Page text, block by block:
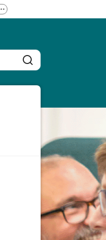
Sök
Fler supportlänkar